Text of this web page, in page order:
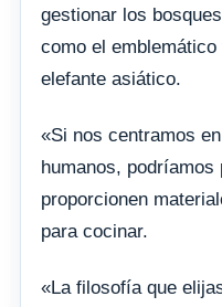
gestionar los
como el emblemático
elefante asiático.
«Si nos centramos
humanos,
proporcionen
para cocinar.
«La filosofía que